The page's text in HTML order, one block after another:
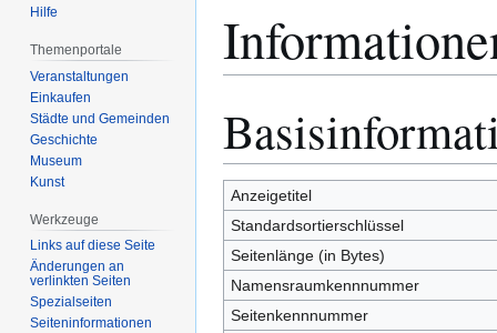
Navigation
Suche
Anzeigetitel
Standardsortierschlüssel
Seitenlänge (in Bytes)
Namensraumkennnummer
Seitenkennnummer
Hilfe
Themenportale
Veranstaltungen
Einkaufen
Städte und Gemeinden
Geschichte
Museum
Kunst
Werkzeuge
Links auf diese Seite
Änderungen an
verlinkten Seiten
Spezialseiten
Seiten­­informationen